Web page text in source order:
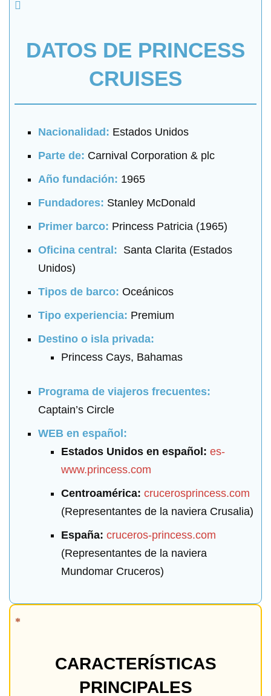
DATOS DE PRINCESS
CRUISES
Nacionalidad: Estados Unidos
Parte de: Carnival Corporation & plc
Año fundación: 1965
Fundadores: Stanley McDonald
Primer barco: Princess Patricia (1965)
Oficina central: Santa Clarita (Estados
Unidos)
Tipos de barco: Oceánicos
Tipo experiencia: Premium
Destino o isla privada:
Princess Cays, Bahamas
Programa de viajeros frecuentes:
Captain’s Circle
WEB en español:
Estados Unidos en español: es-
www.princess.com
Centroamérica: crucerosprincess.com
(Representantes de la naviera Crusalia)
España: cruceros-princess.com
(Representantes de la naviera
Mundomar Cruceros)
CARACTERÍSTICAS
PRINCIPALES